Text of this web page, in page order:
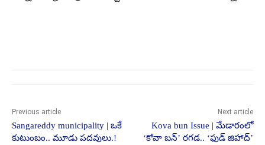
Previous article
Sangareddy municipality | ఒకే
కుటుంబం.. మూడు పదవులు.!
Next article
Kova bun Issue | మేడారంలో
‘కోవా బన్’ రగడ.. ‘ఫుడ్ జిహాద్’